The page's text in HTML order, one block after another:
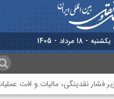
- 18 مرداد - 1405
نقدینگی، مالیات و افت عملیات